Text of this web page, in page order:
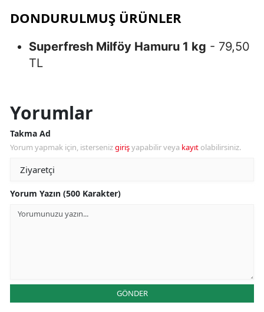
DONDURULMUŞ ÜRÜNLER
Superfresh Milföy Hamuru 1 kg - 79,50
TL
Yorumlar
Takma Ad
Yorum yapmak için, istersenizgirişyapabilir veya kayıt olabilirsiniz.
Yorum Yazın (500 Karakter)
GÖNDER